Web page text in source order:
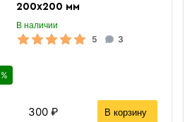
200х200 мм
В наличии
5 3
300 ₽ В корзину